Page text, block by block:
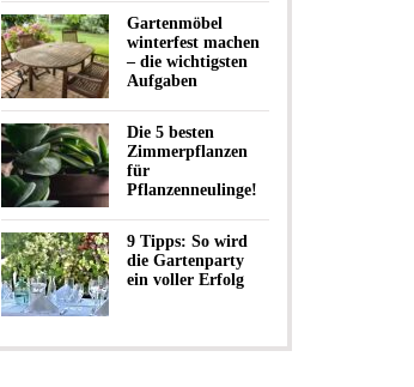
Gartenmöbel
winterfest machen
– die wichtigsten
Aufgaben
Die 5 besten
Zimmerpflanzen
für
Pflanzenneulinge!
9 Tipps: So wird
die Gartenparty
ein voller Erfolg